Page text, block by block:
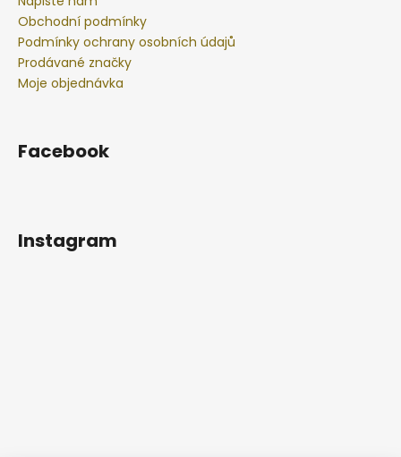
Obchodní podmínky
Podmínky ochrany osobních údajů
Prodávané značky
Moje objednávka
Facebook
Instagram